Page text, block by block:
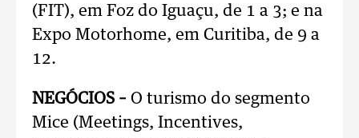
(FIT), em Foz do Iguaçu, de 1 a 3; e na
Expo Motorhome, em Curitiba, de 9 a
12.
NEGÓCIOS – O turismo do segmento
Mice (Meetings, Incentives,